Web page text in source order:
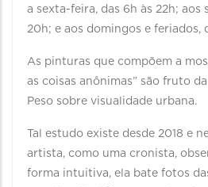
a sexta-feira, das 6h às 22h; aos
20h; e aos domingos e feriados,
As pinturas que compõem a
as coisas anônimas” são fruto
Peso sobre visualidade urbana.
Tal estudo existe desde 2018 e
artista, como uma cronista,
forma intuitiva, ela bate fotos